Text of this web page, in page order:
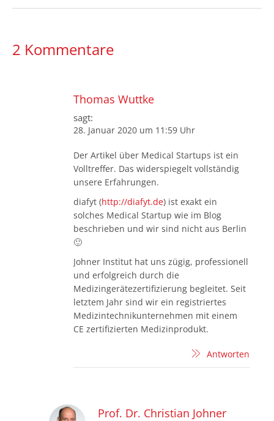
2 Kommentare
Thomas Wuttke
sagt:
28. Januar 2020 um 11:59 Uhr
Der Artikel über Medical Startups ist ein
Volltreffer. Das widerspiegelt vollständig
unsere Erfahrungen.
diafyt (http://diafyt.de) ist exakt ein
solches Medical Startup wie im Blog
beschrieben und wir sind nicht aus Berlin
🙂
Johner Institut hat uns zügig, professionell
und erfolgreich durch die
Medizingerätezertifizierung begleitet. Seit
letztem Jahr sind wir ein registriertes
Medizintechnikunternehmen mit einem
CE zertifizierten Medizinprodukt.
Antworten
Prof. Dr. Christian Johner